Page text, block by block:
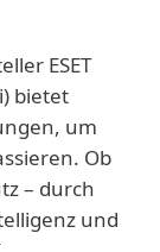
ESET
bietet
um
Ob
– durch
und